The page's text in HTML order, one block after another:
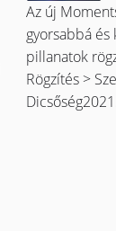
Az új
gyorsabbá és
pillanatok
Rögzítés >